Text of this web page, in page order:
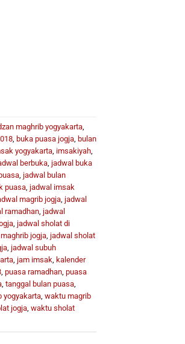
maghrib yogyakarta,
, buka puasa jogja, bulan
yogyakarta, imsakiyah,
berbuka, jadwal buka
, jadwal bulan
puasa, jadwal imsak
magrib jogja, jadwal
ramadhan, jadwal
, jadwal sholat di
jogja, jadwal sholat
, jadwal subuh
, jam imsak, kalender
, puasa ramadhan, puasa
, tanggal bulan puasa,
yogyakarta, waktu magrib
jogja, waktu sholat